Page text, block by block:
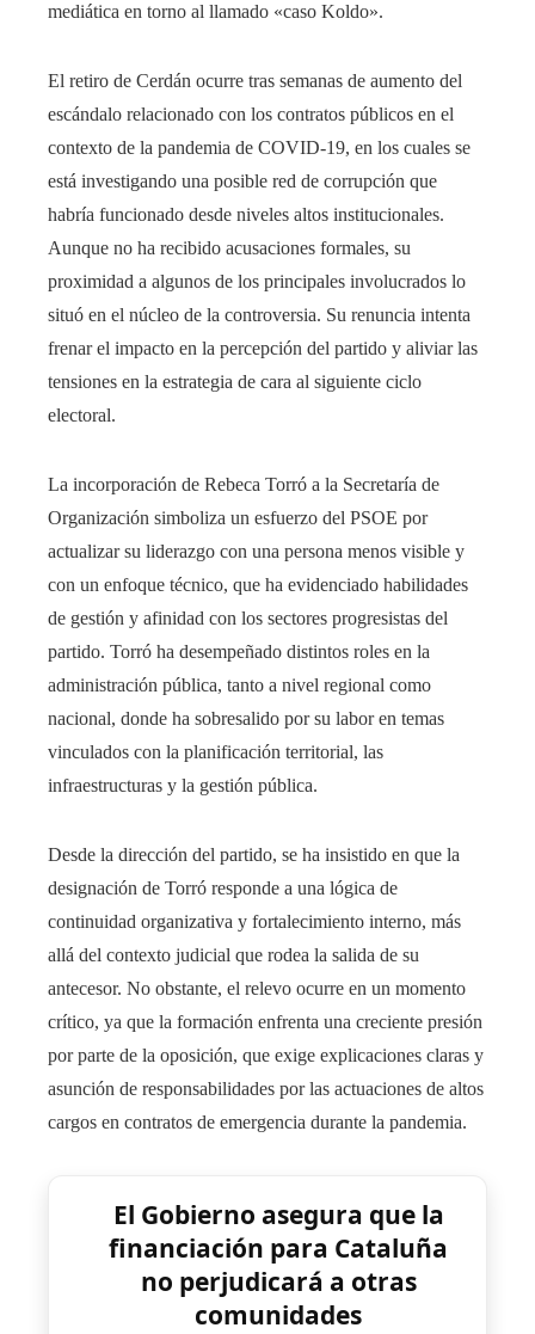
mediática en torno al llamado «caso Koldo».
El retiro de Cerdán ocurre tras semanas de aumento del
escándalo relacionado con los contratos públicos en el
contexto de la pandemia de COVID-19, en los cuales se
está investigando una posible red de corrupción que
habría funcionado desde niveles altos institucionales.
Aunque no ha recibido acusaciones formales, su
proximidad a algunos de los principales involucrados lo
situó en el núcleo de la controversia. Su renuncia intenta
frenar el impacto en la percepción del partido y aliviar las
tensiones en la estrategia de cara al siguiente ciclo
electoral.
La incorporación de Rebeca Torró a la Secretaría de
Organización simboliza un esfuerzo del PSOE por
actualizar su liderazgo con una persona menos visible y
con un enfoque técnico, que ha evidenciado habilidades
de gestión y afinidad con los sectores progresistas del
partido. Torró ha desempeñado distintos roles en la
administración pública, tanto a nivel regional como
nacional, donde ha sobresalido por su labor en temas
vinculados con la planificación territorial, las
infraestructuras y la gestión pública.
Desde la dirección del partido, se ha insistido en que la
designación de Torró responde a una lógica de
continuidad organizativa y fortalecimiento interno, más
allá del contexto judicial que rodea la salida de su
antecesor. No obstante, el relevo ocurre en un momento
crítico, ya que la formación enfrenta una creciente presión
por parte de la oposición, que exige explicaciones claras y
asunción de responsabilidades por las actuaciones de altos
cargos en contratos de emergencia durante la pandemia.
El Gobierno asegura que la
financiación para Cataluña
no perjudicará a otras
comunidades